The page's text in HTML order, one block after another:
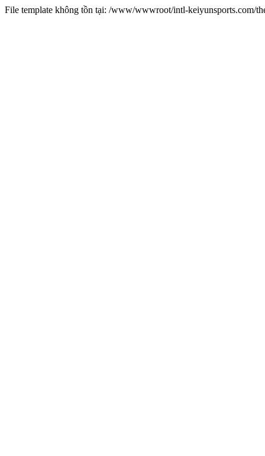
File template không tồn tại: /www/wwwroot/intl-keiyunsports.com/